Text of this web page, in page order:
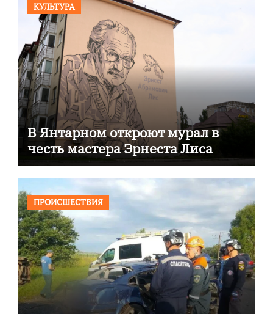
КУЛЬТУРА
В Янтарном откроют мурал в
честь мастера Эрнеста Лиса
ПРОИСШЕСТВИЯ